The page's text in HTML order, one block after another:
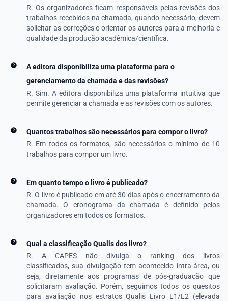
R. Os organizadores ficam responsáveis pelas revisões dos
trabalhos recebidos na chamada, quando necessário, devem
solicitar as correções e orientar os autores para a melhoria e
qualidade da produção acadêmica/científica.
A editora disponibiliza uma plataforma para o
gerenciamento da chamada e das revisões?
R. Sim. A editora disponibiliza uma plataforma intuitiva que
permite gerenciar a chamada e as revisões com os autores.
Quantos trabalhos são necessários para compor o livro?
R. Em todos os formatos, são necessários o mínimo de 10
trabalhos para compor um livro.
Em quanto tempo o livro é publicado?
R. O livro é publicado em até 30 dias após o encerramento da
chamada. O cronograma da chamada é definido pelos
organizadores em todos os formatos.
Qual a classificação Qualis dos livro?
R. A CAPES não divulga o ranking dos livros
classificados, sua divulgação tem acontecido intra-área, ou
seja, diretamente aos programas de pós-graduação que
solicitaram avaliação. Porém, seguimos todos os quesitos
para avaliação nos estratos Qualis Livro L1/L2 (elevada